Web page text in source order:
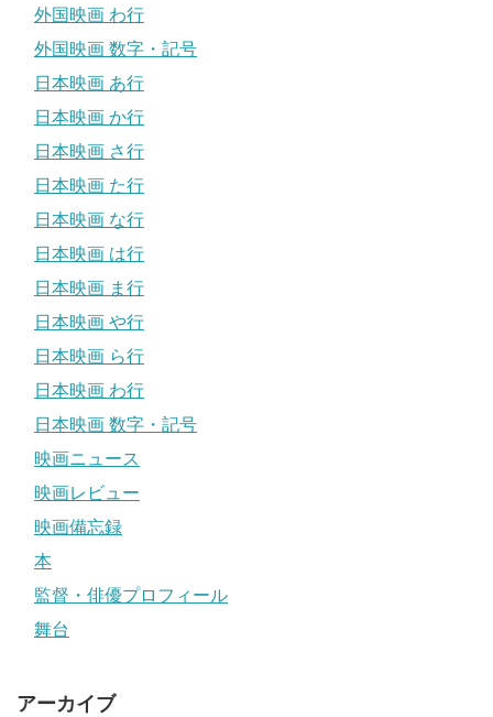
外国映画 わ行
外国映画 数字・記号
日本映画 あ行
日本映画 か行
日本映画 さ行
日本映画 た行
日本映画 な行
日本映画 は行
日本映画 ま行
日本映画 や行
日本映画 ら行
日本映画 わ行
日本映画 数字・記号
映画ニュース
映画レビュー
映画備忘録
本
監督・俳優プロフィール
舞台
アーカイブ